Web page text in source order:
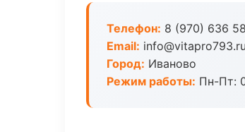
Телефон: 8 (970) 636
Email: info@vitapro793.ru
Город: Иваново
Режим работы: Пн-Пт: